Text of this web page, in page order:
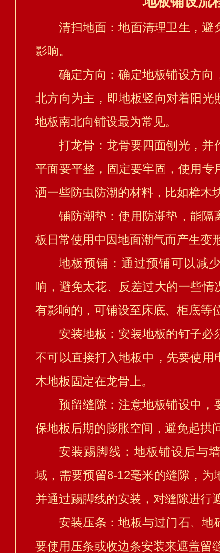
清扫地面：地面清理卫生，避
影响。
确定方向：确定地板铺设方向
北方向为主，即地板竖向对着阳光
地板南北向铺设最为常见。
打龙骨：龙骨要四面刨光，并
平面要平整，固定要牢固，使用专
洒一些防虫防潮的材料，比如樟木
铺防潮垫：使用防潮垫，能隔
板日常使用中因地面潮气而产生变
地板预铺：通过预铺可以减
响，避免太花、反差过大的一些情
有影响的，可铺设至床底、柜底等
安装地板：安装地板的钉子必
不可以直接打入地板中，先要使用
木地板固定在龙骨上。
预留缝隙：注意地板铺设中，
保地板后期的膨胀空间，避免起拱
安装踢脚线：地板铺设后与
域，需要预留8-12毫米的缝隙，为
并通过踢脚线的安装，对缝隙进行
安装压条：地板与过门石、地
要使用压条或收边条安装来遮盖留